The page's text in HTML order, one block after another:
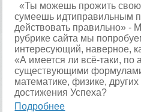
«Ты можешь прожить свою
сумеешь идтиправильным
действовать правильно» -
рубрике сайта мы
интересующий, наверное,
«А имеется ли всё-таки, по
существующими
математике, физике,
достижения Успеха?
Подробнее